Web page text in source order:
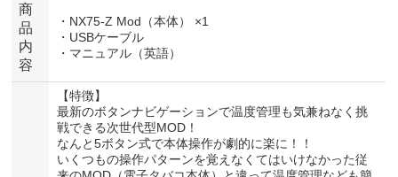
商
品
内
容
・NX75-Z Mod（本体） ×1
・USBケーブル
・マニュアル（英語）
【特徴】
最新のボタンナビゲーションで温度管理も気兼ねなく挑
戦できる次世代型MOD！
なんと5ボタン式で本体操作が劇的に楽に！！
いくつもの操作パターンを覚えなくてはいけなかった従